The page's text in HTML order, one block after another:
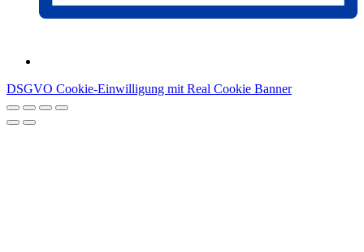
DSGVO Cookie-Einwilligung mit Real Cookie Banner